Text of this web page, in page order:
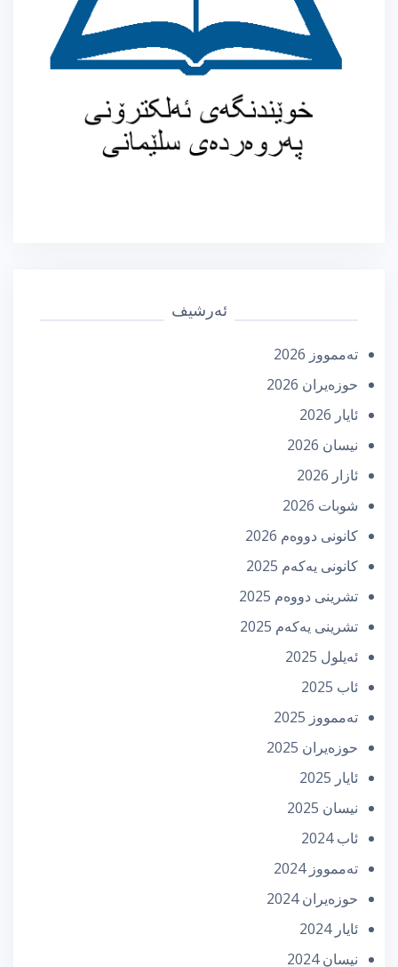
ئەرشیف
تەممووز 2026
حوزه‌یران 2026
ئایار 2026
نیسان 2026
ئازار 2026
شوبات 2026
كانونی دووه‌م 2026
كانونی یه‌كه‌م 2025
تشرینی دووه‌م 2025
تشرینی یه‌كه‌م 2025
ئه‌یلول 2025
ئاب 2025
تەممووز 2025
حوزه‌یران 2025
ئایار 2025
نیسان 2025
ئاب 2024
تەممووز 2024
حوزه‌یران 2024
ئایار 2024
نیسان 2024